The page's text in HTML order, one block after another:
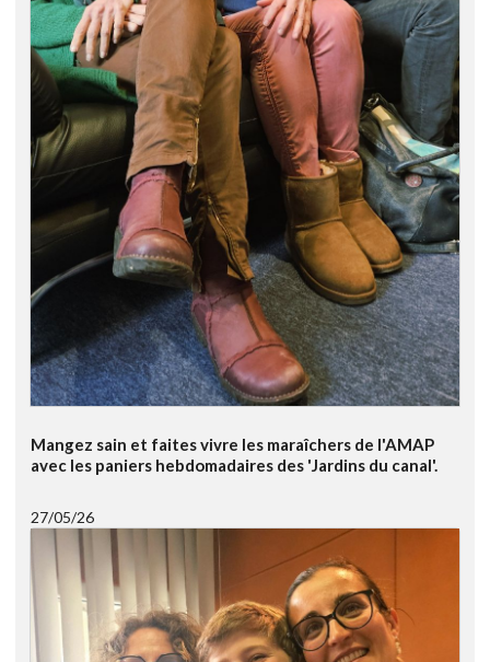
Mangez sain et faites vivre les maraîchers de l'AMAP
avec les paniers hebdomadaires des 'Jardins du canal'.
27/05/26